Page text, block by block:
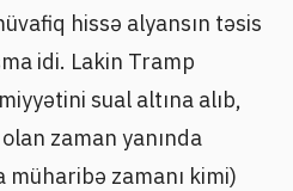
hissə alyansın təsis
idi. Lakin Tramp
sual altına alıb,
zaman yanında
zamanı kimi)